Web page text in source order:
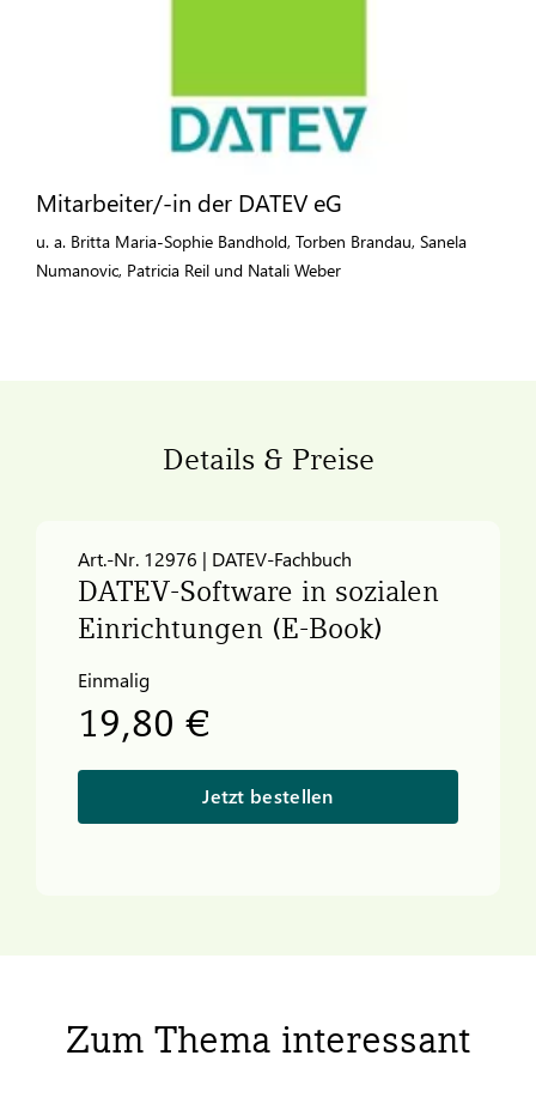
Mitarbeiter/-in der DATEV eG
u. a. Britta Maria-Sophie Bandhold, Torben Brandau, Sanela
Numanovic, Patricia Reil und Natali Weber
Details & Preise
Art.-Nr. 12976 | DATEV-Fachbuch
DATEV-Software in sozialen
Einrichtungen (E-Book)
Einmalig
19,80 €
Jetzt bestellen
Zum Thema interessant